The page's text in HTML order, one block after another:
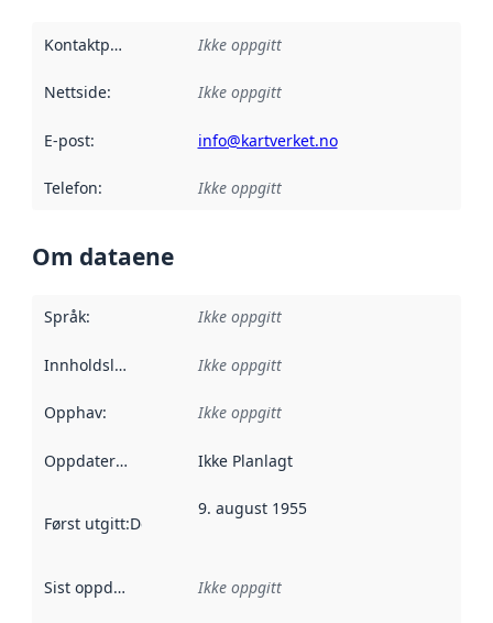
Kontaktpunkt Ikke oppgitt
Nettside: Ikke oppgitt
E-post: info@kartverket.no
Telefon: Ikke oppgitt
Om dataene
Språk: Ikke oppgitt
Innholdsleverandører :
Ikke oppgitt
Opphav: Ikke oppgitt
Oppdateringsfrekvens :
Ikke Planlagt
Først utgitt:Denne datoen sier når dataene i dette
9. august 1955
Sist oppdatert Ikke oppgitt